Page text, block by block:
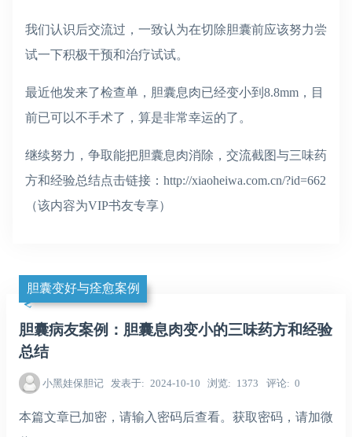
我们认识后交流过，一致认为在切除胆囊前应该努力尝
试一下积极干预和治疗试试。
最近他发来了检查单，胆囊息肉已经变小到8.8mm，目
前已可以不手术了，算是非常幸运的了。
继续努力，争取能把胆囊息肉消除，交流截图与三味药
方和经验总结点击链接：http://xiaoheiwa.com.cn/?id=662
（该内容为VIP书友专享）
胆囊变好与痊愈案例
胆囊病友案例：胆囊息肉变小的三味药方和经验
总结
小黑娃保胆记 发表于 2024-10-10 浏览 1373 评论 0
本篇文章已加密，请输入密码后查看。获取密码，请加微